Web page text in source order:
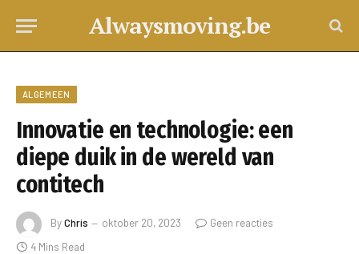
Alwaysmoving.be
ALGEMEEN
Innovatie en technologie: een
diepe duik in de wereld van
contitech
ByChris oktober 20, 2023
Geen reacties
4 Mins Read